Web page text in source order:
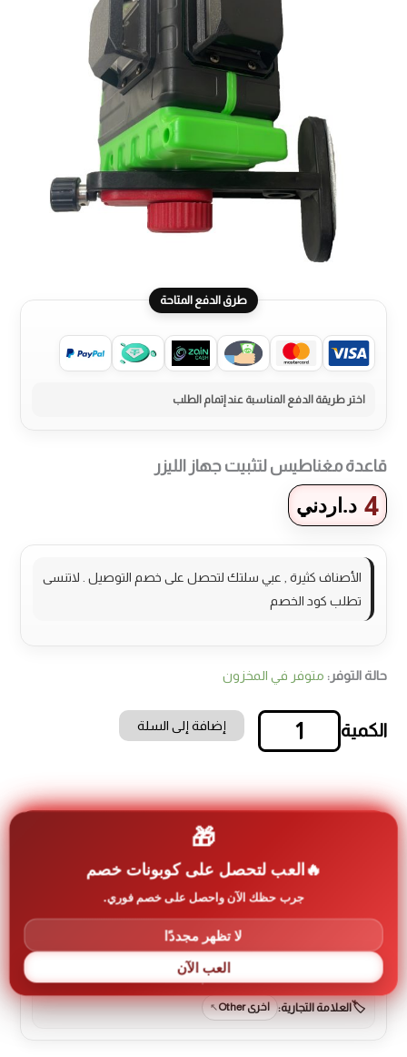
طرق الدفع المتاحة
قاعدة مغناطيس لتثبيت جهاز الليزر
4 د.اردني
الأصناف كثيرة , عبي سلتك لتحصل على خصم التوصيل . لاتنسى
تطلب كود الخصم
حالة التوفر: متوفر في المخزون
كمية
لتثبيت
جهاز
إضافة إلى السلة
معلومات إضافية عن المنتج
رمز المنتج: Lozi-0008
العلامة التجارية: اخرى Other
🎁
العب لتحصل على كوبونات خصم
جرب حظك الآن واحصل على خصم فوري.
لا تظهر مجددًا
العب الآن